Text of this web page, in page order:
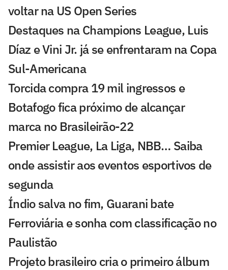
voltar na US Open Series
Destaques na Champions League, Luis
Díaz e Vini Jr. já se enfrentaram na Copa
Sul-Americana
Torcida compra 19 mil ingressos e
Botafogo fica próximo de alcançar
marca no Brasileirão-22
Premier League, La Liga, NBB… Saiba
onde assistir aos eventos esportivos de
segunda
Índio salva no fim, Guarani bate
Ferroviária e sonha com classificação no
Paulistão
Projeto brasileiro cria o primeiro álbum